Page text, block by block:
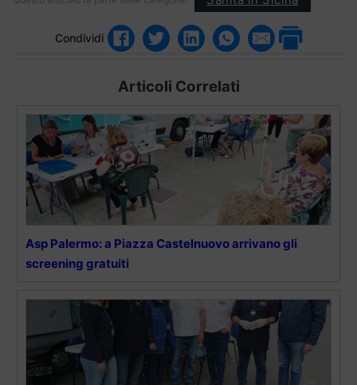
Condividi
Articoli Correlati
Asp Palermo: a Piazza Castelnuovo arrivano gli
screening gratuiti